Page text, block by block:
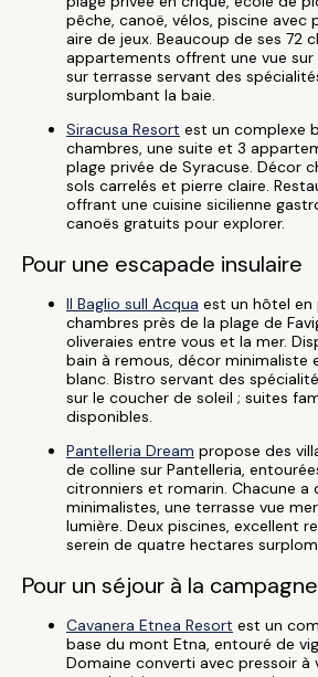
pêche, canoë, vélos, piscine avec
aire de jeux. Beaucoup de ses 72
appartements offrent une vue sur
sur terrasse servant des
surplombant la baie.
Siracusa Resort est un complexe
chambres, une suite et 3
plage privée de Syracuse. Décor
sols carrelés et pierre claire.
offrant une cuisine sicilienne
canoës gratuits pour explorer.
Pour une escapade insulaire
Il Baglio sull Acqua est un hôtel en
chambres près de la plage de
oliveraies entre vous et la mer.
bain à remous, décor minimaliste
blanc. Bistro servant des
sur le coucher de soleil ; suites
disponibles.
Pantelleria Dream propose des
de colline sur Pantelleria,
citronniers et romarin. Chacune a
minimalistes, une terrasse vue
lumière. Deux piscines, excellent
serein de quatre hectares
Pour un séjour à la campagne
Cavanera Etnea Resort est un
base du mont Etna, entouré de
Domaine converti avec pressoir à